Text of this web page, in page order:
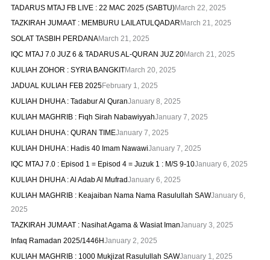
TADARUS MTAJ FB LIVE : 22 MAC 2025 (SABTU)March 22, 2025
TAZKIRAH JUMAAT : MEMBURU LAILATULQADAR March 21, 2025
SOLAT TASBIH PERDANAMarch 21, 2025
IQC MTAJ 7.0 JUZ 6 & TADARUS AL-QURAN JUZ 20March 21, 2025
KULIAH ZOHOR : SYRIA BANGKITMarch 20, 2025
JADUAL KULIAH FEB 2025February 1, 2025
KULIAH DHUHA : Tadabur Al QuranJanuary 8, 2025
KULIAH MAGHRIB : Fiqh Sirah NabawiyyahJanuary 7, 2025
KULIAH DHUHA : QURAN TIMEJanuary 7, 2025
KULIAH DHUHA : Hadis 40 Imam NawawiJanuary 7, 2025
IQC MTAJ 7.0 : Episod 1 = Episod 4 = Juzuk 1 : M/S 9-10January 6, 2025
KULIAH DHUHA : Al Adab Al MufradJanuary 6, 2025
KULIAH MAGHRIB : Keajaiban Nama Nama Rasulullah SAWJanuary 6,
2025
TAZKIRAH JUMAAT : Nasihat Agama & Wasiat ImanJanuary 3, 2025
Infaq Ramadan 2025/1446HJanuary 2, 2025
KULIAH MAGHRIB : 1000 Mukjizat Rasulullah SAWJanuary 1, 2025